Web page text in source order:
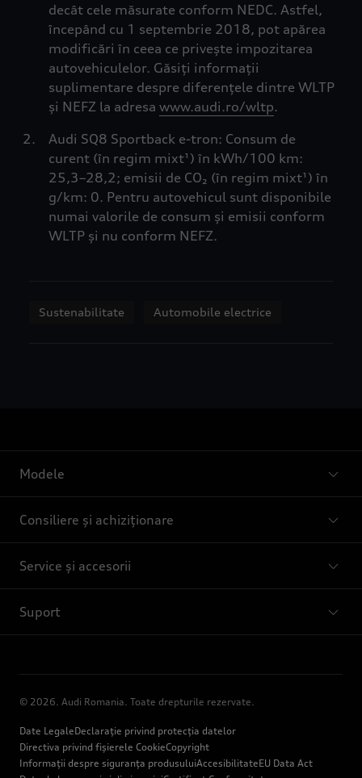
decât cele măsurate conform NEDC. Astfel,
începând cu 1 septembrie 2018, pot apărea
modificări în ceea ce privește impozitarea
autovehiculelor. Găsiți informații
suplimentare despre diferențele dintre WLTP
și NEFZ la adresa www.audi.ro/wltp.
Audi SQ8 Sportback e-tron: Consum de
curent (în regim mixt¹) în kWh/100 km:
25,3–28,2; emisii de CO₂ (în regim mixt¹) în
g/km: 0. Pentru autovehicul sunt disponibile
numai valorile de consum și emisii conform
WLTP și nu conform NEFZ.
Sustenabilitate Automobile electrice
Modele
Consiliere și achiziționare
Service și accesorii
Suport
© 2026. Audi Romania. Toate drepturile rezervate.
Date LegaleDeclarație privind protecția datelor
Directiva privind fișierele CookieCopyright
Informații despre siguranța produsuluiAccesibilitateEU Data Act